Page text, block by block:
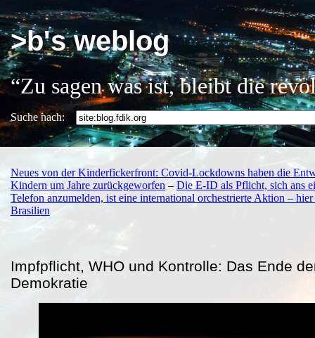
>b's weblog
“Zu sagen was ist, bleibt die
Suche nach:
Neues von der Kinderfickerfront: Covid-Lockdowns haben die
Kindern um Jahre zurückgeworfen–Die E-ID als Pflicht, sich ans
Telefon anzumelden, ist eine international orchestrierte Aktion – hier
Brasilien
Impfpflicht, WHO und Kontrolle: Das Ende
Demokratie